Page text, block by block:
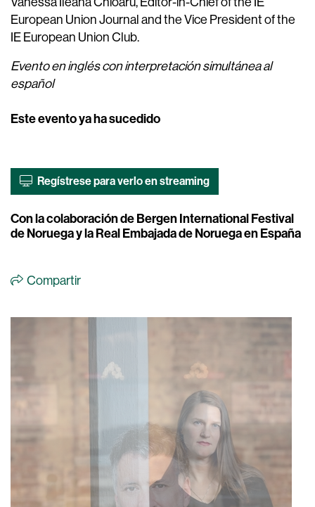
European Union Journal and the Vice President of the
IE European Union Club.
Evento en inglés con interpretación simultánea al
español
Este evento ya ha sucedido
Regístrese para verlo en streaming
Con la colaboración de Bergen International Festival
de Noruega y la Real Embajada de Noruega en España
Compartir